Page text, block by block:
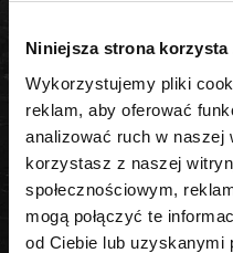
Niniejsza strona
Wykorzystujemy pliki
reklam, aby oferować
analizować ruch w naszej
korzystasz z naszej
społecznościowym,
mogą połączyć te
od Ciebie lub uzyskanymi
DANE
Materiał
stal nierdzewna